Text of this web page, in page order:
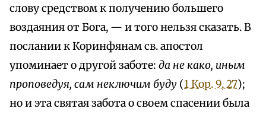
слову средством к получению большего
воздаяния от Бога, — и того нельзя сказать. В
послании к Коринфянам св. апостол
упоминает о другой заботе: да не како, иным
проповедуя, сам неключим буду (1 Кор. 9, 27);
но и эта святая забота о своем спасении была